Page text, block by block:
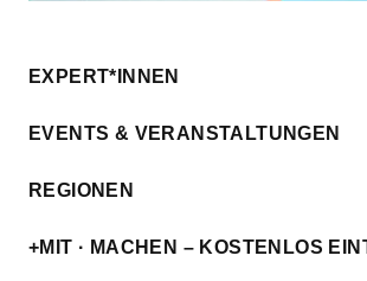
EXPERT*INNEN
EVENTS & VERANSTALTUNGEN
REGIONEN
+MIT · MACHEN – KOSTENLOS